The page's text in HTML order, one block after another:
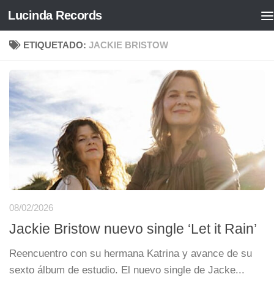
Saltar al contenido
Lucinda Records
ETIQUETADO: JACKIE BRISTOW
08/02/2026
Jackie Bristow nuevo single ‘Let it Rain’
Reencuentro con su hermana Katrina y avance de su
sexto álbum de estudio. El nuevo single de Jacke...